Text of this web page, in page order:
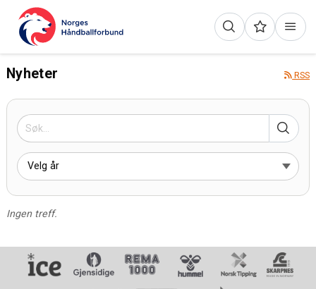
Nyheter RSS
Ingen treff.